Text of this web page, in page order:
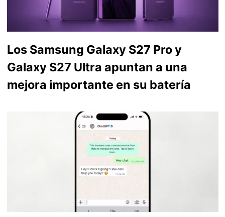
Los Samsung Galaxy S27 Pro y
Galaxy S27 Ultra apuntan a una
mejora importante en su batería